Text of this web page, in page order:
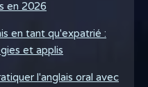
en 2026
en tant qu'expatrié :
et applis
l'anglais oral avec